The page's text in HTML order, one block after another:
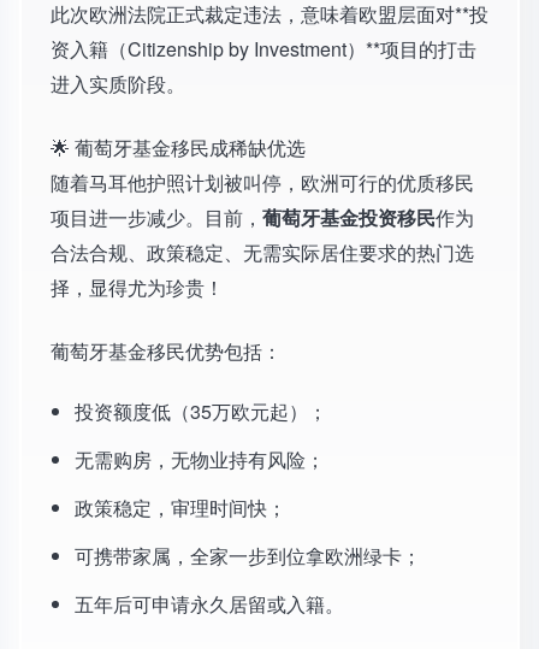
此次欧洲法院正式裁定违法，意味着欧盟层面对**投
资入籍（Citizenship by Investment）**项目的打击
进入实质阶段。
🌟 葡萄牙基金移民成稀缺优选
随着马耳他护照计划被叫停，欧洲可行的优质移民
项目进一步减少。目前， 葡萄牙基金投资移民作为
合法合规、政策稳定、无需实际居住要求的热门选
择，显得尤为珍贵！
葡萄牙基金移民优势包括：
投资额度低（35万欧元起）；
无需购房，无物业持有风险；
政策稳定，审理时间快；
可携带家属，全家一步到位拿欧洲绿卡；
五年后可申请永久居留或入籍。